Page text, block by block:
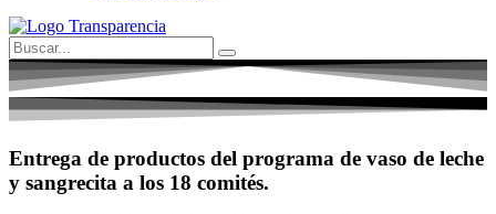
Entrega de productos del programa de vaso de leche
y sangrecita a los 18 comités.